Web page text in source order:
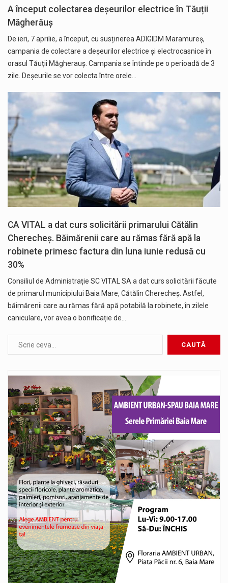
A început colectarea deșeurilor electrice în Tăuții
Măgherăuș
De ieri, 7 aprilie, a început, cu susținerea ADIGIDM Maramureș,
campania de colectare a deșeurilor electrice și electrocasnice în
orasul Tăuții Măgherauș. Campania se întinde pe o perioadă de 3
zile. Deșeurile se vor colecta între orele…
CA VITAL a dat curs solicitării primarului Cătălin
Cherecheș. Băimărenii care au rămas fără apă la
robinete primesc factura din luna iunie redusă cu
30%
Consiliul de Administrație SC VITAL SA a dat curs solicitării făcute
de primarul municipiului Baia Mare, Cătălin Cherecheș. Astfel,
băimărenii care au rămas fără apă potabilă la robinete, în zilele
caniculare, vor avea o bonificație de…